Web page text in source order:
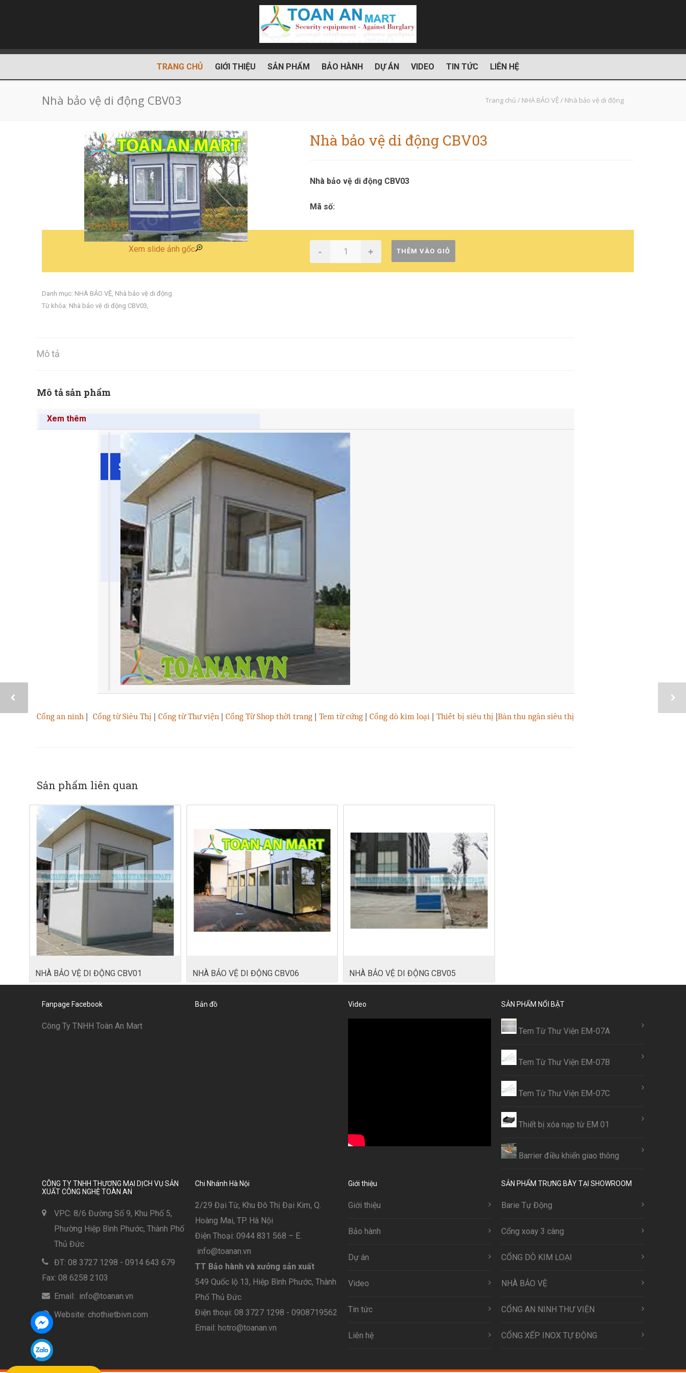
TRANG CHỦ GIỚI THIỆU SẢN PHẨM BẢO HÀNH DỰ ÁN VIDEO TIN TỨC LIÊN HỆ
Nhà bảo vệ di động CBV03 Trang chủ / NHÀ BẢO VỆ/ Nhà bảo vệ di động
Xem slide ảnh gốc
Nhà bảo vệ di động CBV03
Nhà bảo vệ di động CBV03
Mã số:
- + THÊM VÀO GIỎ
Danh mục: NHÀ BẢO VỆ, Nhà bảo vệ di động
Từ khóa: Nhà bảo vệ di động CBV03,
Mô tả
Mô tả sản phẩm
Xem thêm
Cổng an ninh | Cổng từ Siêu Thị | Cổng từ Thư viện | Cổng Từ Shop thời trang | Tem từ cứng | Cổng dò kim loại | Thiết bị siêu thị |Bàn thu ngân siêu thị
Sản phẩm liên quan
NHÀ BẢO VỆ DI ĐỘNG CBV01 NHÀ BẢO VỆ DI ĐỘNG CBV06 NHÀ BẢO VỆ DI ĐỘNG CBV05
Fanpage Facebook
Công Ty TNHH Toàn An Mart
Bản đồ Video SẢN PHẨM NỔI BẬT
Tem Từ Thư Viện EM-07A
Tem Từ Thư Viện EM-07B
Tem Từ Thư Viện EM-07C
Thiết bị xóa nạp từ EM 01
Barrier điều khiển giao thông
CÔNG TY TNHH THƯƠNG MẠI DỊCH VỤ SẢN
XUẤT CÔNG NGHỆ TOÀN AN
VPC: 8/6 Đường Số 9, Khu Phố 5,
Phường Hiệp Bình Phước, Thành Phố
Thủ Đức
ĐT: 08 3727 1298 - 0914 643 679
Fax: 08 6258 2103
Email: info@toanan.vn
Website: chothietbivn.com
Chi Nhánh Hà Nội
2/29 Đại Từ, Khu Đô Thị Đại Kim, Q.
Hoàng Mai, TP. Hà Nội
Điện Thoại: 0944 831 568 – E.
info@toanan.vn
TT Bảo hành và xưởng sản xuất
549 Quốc lộ 13, Hiệp Bình Phước, Thành
Phố Thủ Đức
Điện thoại: 08 3727 1298 - 0908719562
Email: hotro@toanan.vn
Giới thiệu
Giới thiệu
Bảo hành
Dự án
Video
Tin tức
Liên hệ
SẢN PHẨM TRƯNG BÀY TẠI SHOWROOM
Barie Tự Động
Cổng xoay 3 càng
CỔNG DÒ KIM LOẠI
NHÀ BẢO VỆ
CỔNG AN NINH THƯ VIỆN
CỔNG XẾP INOX TỰ ĐỘNG